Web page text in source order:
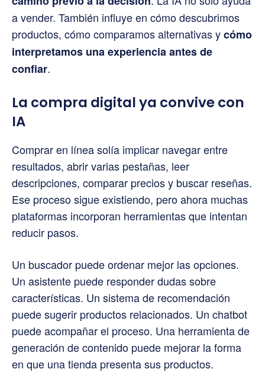
a vender. También influye en cómo descubrimos
productos, cómo comparamos alternativas ycómo
interpretamos una experiencia antes de
confiar.
La compra digital ya convive con
IA
Comprar en línea solía implicar navegar entre
resultados, abrir varias pestañas, leer
descripciones, comparar precios y buscar reseñas.
Ese proceso sigue existiendo, pero ahora muchas
plataformas incorporan herramientas que intentan
reducir pasos.
Un buscador puede ordenar mejor las opciones.
Un asistente puede responder dudas sobre
características. Un sistema de recomendación
puede sugerir productos relacionados. Un chatbot
puede acompañar el proceso. Una herramienta de
generación de contenido puede mejorar la forma
en que una tienda presenta sus productos.